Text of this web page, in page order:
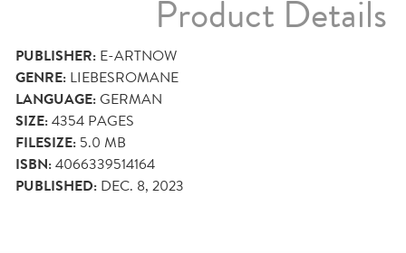
Product Details
PUBLISHER: E-ARTNOW
GENRE: LIEBESROMANE
LANGUAGE:GERMAN
SIZE:4354 PAGES
FILESIZE: 5.0 MB
ISBN:4066339514164
PUBLISHED: DEC. 8, 2023